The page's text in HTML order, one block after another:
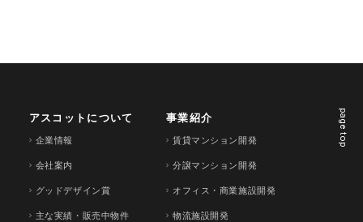
page top
アスコットについて
企業情報
会社案内
グッドデザイン賞
主な実績・販売中物件
事業紹介
賃貸マンション開発
分譲マンション開発
オフィス・商業施設開発
物流施設開発